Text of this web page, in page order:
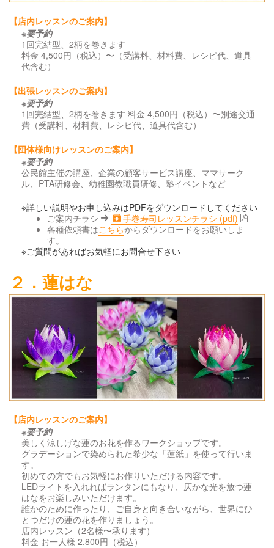
【店内レッスンのご案内】
※要予約
1回完結型、2柄を巻きます
料金 4,500円（税込）〜（受講料、材料費、レシピ代、道具
代含む）
【出張レッスンのご案内】
※要予約
1回完結型、2柄を巻きます 料金 4,500円（税込）〜別途交通
費（受講料、材料費、レシピ代、道具代含む）
【団体様向けレッスンのご案内】
※要予約
公民館主催の講座、企業の顧客サービス講座、ママサーク
ル、PTA研修会、幼稚園教職員研修、塾イベントなど
※詳しい説明やお申し込みはPDFをダウンロードしてください
ご案内チラシ
手巻寿司レッスンチラシ (pdf)
各種依頼書はこちらからダウンロードをお願いしま
す。
※ご質問があればお気軽にお問合せ下さい
２．蓮はな
【店内レッスンのご案内】
※要予約
美しく涼しげな蓮のお花を作るワークショップです。
グラデーションで染められた希少な「蓮紙」を使って行いま
す。
初めての方でもお気軽にお作りいただける内容です。
LEDライトを入れればランタンにもなり、仄かな光を放つ蓮
はなをお楽しみいただけます。
誰かのために作ったり、ご自身と向き合いながら、世界にひ
とつだけの蓮の花を作りましょう。
店内レッスン（2名様〜承ります）
料金 お一人様 2,800円（税込）